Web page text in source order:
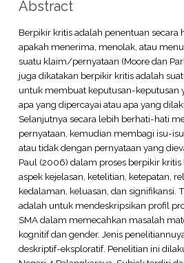
Abstract
Berpikir kritis adalah penentuan secara
apakah menerima, menolak, atau
suatu klaim/pernyataan (Moore dan
juga dikatakan berpikir kritis adalah
untuk membuat keputusan-keputusan
apa yang dipercayai atau apa yang
Selanjutnya secara lebih berhati-hati
pernyataan, kemudian membagi isu-
atau tidak dengan pernyataan yang
Paul (2006) dalam proses berpikir
aspek kejelasan, ketelitian, ketepatan,
kedalaman, keluasan, dan signifikansi.
adalah untuk mendeskripsikan profil
SMA dalam memecahkan masalah
kognitif dan gender. Jenis
deskriptif-eksploratif. Penelitian ini